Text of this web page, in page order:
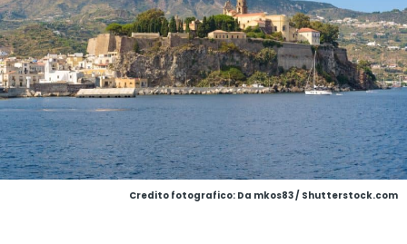
Credito fotografico: Da mkos83 / Shutterstock.com